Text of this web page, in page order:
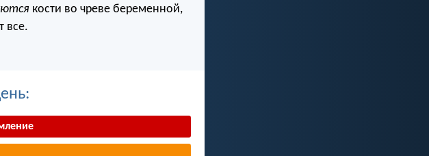
кости во чреве беременной,
все.